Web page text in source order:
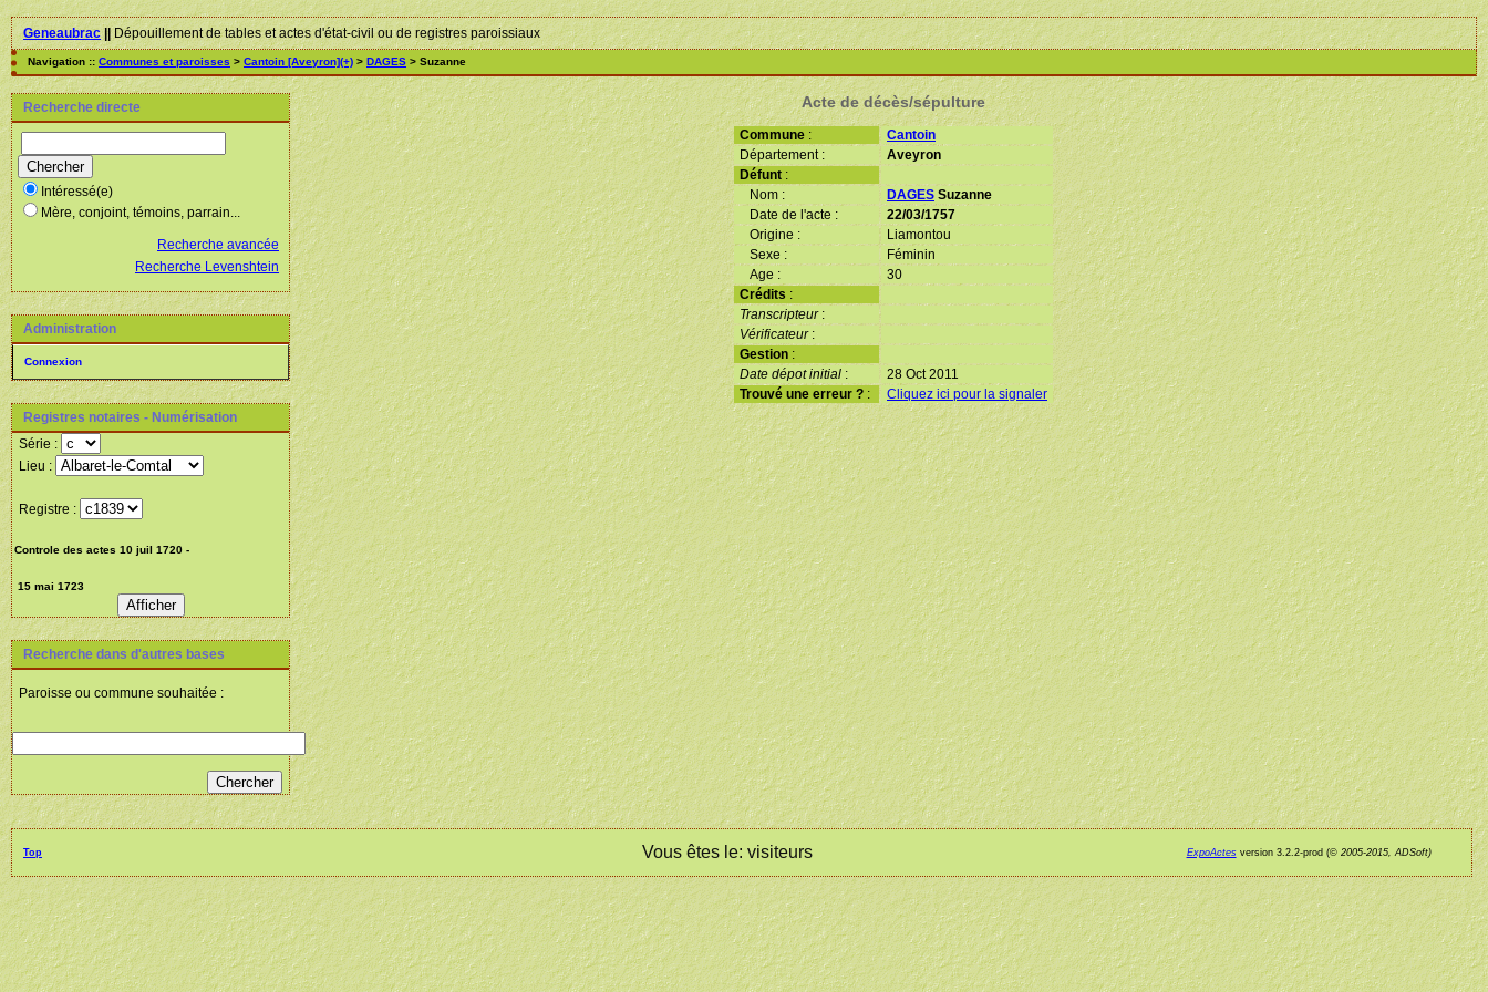
Geneaubrac||Dépouillement de tables et actes d'état-civil ou de registres paroissiaux
Navigation :: Communes et paroisses > Cantoin [Aveyron](+) > DAGES > Suzanne
Recherche directe
Intéressé(e)
Mère, conjoint, témoins, parrain...
Recherche avancée
Recherche Levenshtein
Administration
Connexion
Registres notaires - Numérisation
Série :
Lieu :
Registre :
Recherche dans d'autres bases
Paroisse ou commune souhaitée :
Acte de décès/sépulture
Commune :
Cantoin
Département :
Aveyron
Défunt :
Nom :
DAGES Suzanne
Date de l'acte :
22/03/1757
Origine :
Liamontou
Sexe :
Féminin
Age :
30
Crédits :
Transcripteur:
Vérificateur:
Gestion :
Date dépot initial :
28 Oct 2011
Trouvé une erreur ? : Cliquez ici pour la signaler
Top Vous êtes le: visiteurs ExpoActesversion 3.2.2-prod (©2005-2015, ADSoft)